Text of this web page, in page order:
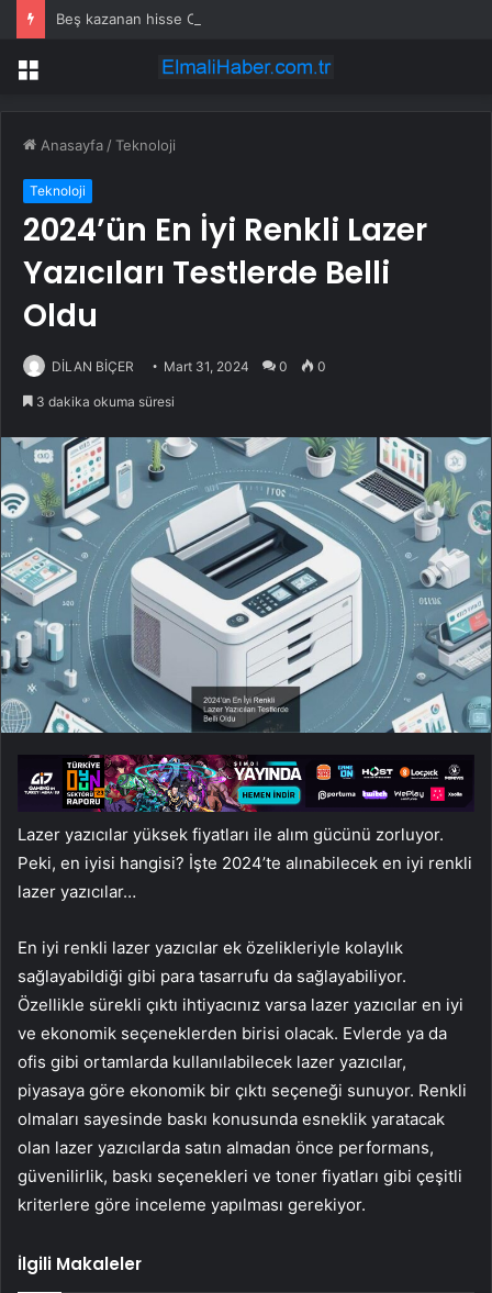
Menü
Anasayfa /Teknoloji
Teknoloji
2024’ün En İyi Renkli Lazer
Yazıcıları Testlerde Belli
Oldu
DİLAN BİÇER Mart 31, 2024 0 0
3 dakika okuma süresi
Lazer yazıcılar yüksek fiyatları ile alım gücünü zorluyor.
Peki, en iyisi hangisi? İşte 2024’te alınabilecek en iyi renkli
lazer yazıcılar…
En iyi renkli lazer yazıcılar ek özelikleriyle kolaylık
sağlayabildiği gibi para tasarrufu da sağlayabiliyor.
Özellikle sürekli çıktı ihtiyacınız varsa lazer yazıcılar en iyi
ve ekonomik seçeneklerden birisi olacak. Evlerde ya da
ofis gibi ortamlarda kullanılabilecek lazer yazıcılar,
piyasaya göre ekonomik bir çıktı seçeneği sunuyor. Renkli
olmaları sayesinde baskı konusunda esneklik yaratacak
olan lazer yazıcılarda satın almadan önce performans,
güvenilirlik, baskı seçenekleri ve toner fiyatları gibi çeşitli
kriterlere göre inceleme yapılması gerekiyor.
İlgili Makaleler